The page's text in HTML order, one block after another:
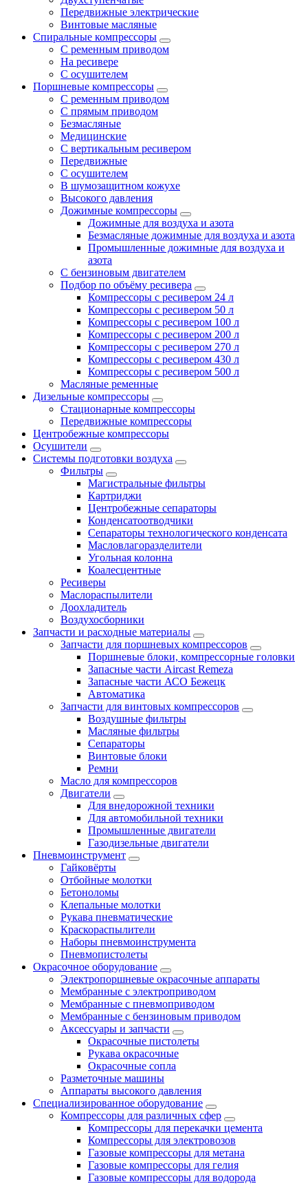
Передвижные электрические
Винтовые масляные
Спиральные компрессоры
С ременным приводом
На ресивере
С осушителем
Поршневые компрессоры
С ременным приводом
С прямым приводом
Безмасляные
Медицинские
С вертикальным ресивером
Передвижные
С осушителем
В шумозащитном кожухе
Высокого давления
Дожимные компрессоры
Дожимные для воздуха и азота
Безмасляные дожимные для воздуха и азота
Промышленные дожимные для воздуха и
азота
С бензиновым двигателем
Подбор по объёму ресивера
Компрессоры с ресивером 24 л
Компрессоры с ресивером 50 л
Компрессоры с ресивером 100 л
Компрессоры с ресивером 200 л
Компрессоры с ресивером 270 л
Компрессоры с ресивером 430 л
Компрессоры с ресивером 500 л
Масляные ременные
Дизельные компрессоры
Стационарные компрессоры
Передвижные компрессоры
Центробежные компрессоры
Осушители
Системы подготовки воздуха
Фильтры
Магистральные фильтры
Картриджи
Центробежные сепараторы
Конденсатоотводчики
Сепараторы технологического конденсата
Масловлагоразделители
Угольная колонна
Коалесцентные
Ресиверы
Маслораспылители
Доохладитель
Воздухосборники
Запчасти и расходные материалы
Запчасти для поршневых компрессоров
Поршневые блоки, компрессорные головки
Запасные части Aircast Remeza
Запасные части АСО Бежецк
Автоматика
Запчасти для винтовых компрессоров
Воздушные фильтры
Масляные фильтры
Сепараторы
Винтовые блоки
Ремни
Масло для компрессоров
Двигатели
Для внедорожной техники
Для автомобильной техники
Промышленные двигатели
Газодизельные двигатели
Пневмоинструмент
Гайковёрты
Отбойные молотки
Бетоноломы
Клепальные молотки
Рукава пневматические
Краскораспылители
Наборы пневмоинструмента
Пневмопистолеты
Окрасочное оборудование
Электропоршневые окрасочные аппараты
Мембранные с электроприводом
Мембранные с пневмоприводом
Мембранные с бензиновым приводом
Аксессуары и запчасти
Окрасочные пистолеты
Рукава окрасочные
Окрасочные сопла
Разметочные машины
Аппараты высокого давления
Специализированное оборудование
Компрессоры для различных сфер
Компрессоры для перекачки цемента
Компрессоры для электровозов
Газовые компрессоры для метана
Газовые компрессоры для гелия
Газовые компрессоры для водорода